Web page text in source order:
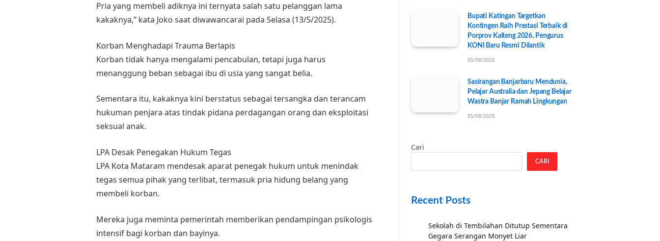
Pria yang membeli adiknya ini ternyata salah satu pelanggan lama
kakaknya,” kata Joko saat diwawancarai pada Selasa (13/5/2025).
Korban Menghadapi Trauma Berlapis
Korban tidak hanya mengalami pencabulan, tetapi juga harus
menanggung beban sebagai ibu di usia yang sangat belia.
Sementara itu, kakaknya kini berstatus sebagai tersangka dan terancam
hukuman penjara atas tindak pidana perdagangan orang dan eksploitasi
seksual anak.
LPA Desak Penegakan Hukum Tegas
LPA Kota Mataram mendesak aparat penegak hukum untuk menindak
tegas semua pihak yang terlibat, termasuk pria hidung belang yang
membeli korban.
Mereka juga meminta pemerintah memberikan pendampingan psikologis
intensif bagi korban dan bayinya.
Bupati Katingan Targetkan
Kontingen Raih Prestasi Terbaik di
Porprov Kalteng 2026, Pengurus
KONI Baru Resmi Dilantik
05/08/2026
Sasirangan Banjarbaru Mendunia,
Pelajar Australia dan Jepang Belajar
Wastra Banjar Ramah Lingkungan
05/08/2026
Cari
CARI
Recent Posts
Sekolah di Tembilahan Ditutup Sementara
Gegara Serangan Monyet Liar